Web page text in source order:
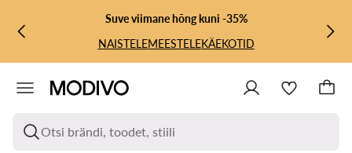
LIIGU PÕHISISU JUURDE
MINE OTSINGUSSESuve viimane hõng kuni -35%
NAISTELEMEESTELEKÄEKOTID
Otsi brändi, toodet, stiili